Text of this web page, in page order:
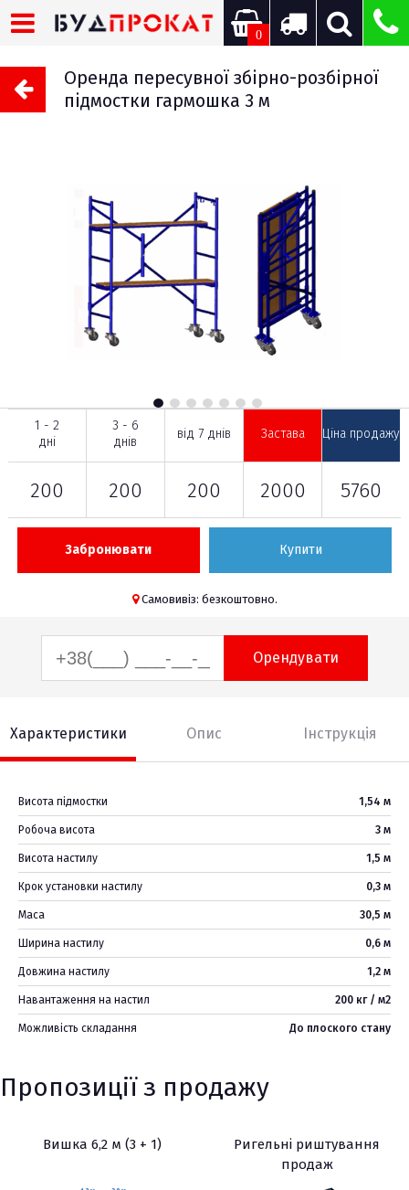
0
Оренда пересувної збірно-розбірної
підмостки гармошка 3 м
1 - 2
дні
200
3 - 6
днів
200
від 7 днів
200
Застава
2000
Ціна продажу
5760
Забронювати Купити
Самовивіз: безкоштовно.
Орендувати
Характеристики Опис Інструкція
Висота підмостки 1,54 м
Робоча висота 3 м
Висота настилу 1,5 м
Крок установки настилу 0,3 м
Маса 30,5 м
Ширина настилу 0,6 м
Довжина настилу 1,2 м
Навантаження на настил 200 кг / м2
Можливість складання До плоского стану
Пропозиції з продажу
Вишка 6,2 м (3 + 1)
Ригельні риштування
продаж